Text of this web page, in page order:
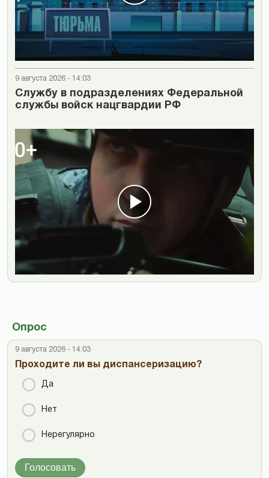
9 августа 2026 - 14:03
Cлужбу в подразделениях Федеральной
службы войск нацгвардии РФ
Опрос
9 августа 2026 - 14:03
Проходите ли вы диспансеризацию?
Да
Нет
Нерегулярно
Голосовать